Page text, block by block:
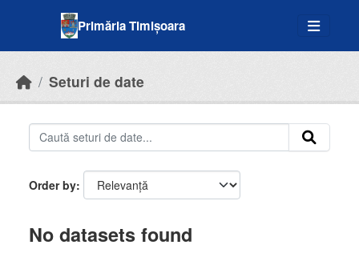
Primăria Timișoara
Seturi de date
Order by
No datasets found